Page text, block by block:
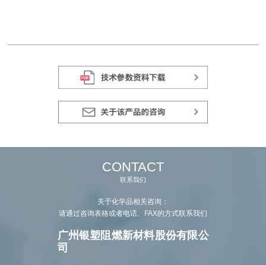
CONTACT
联系我们
关于化学品相关咨询：
请通过咨询表格或者电话、FAX的方式联系我们
广州银塑阻燃新材料股份有限公
司